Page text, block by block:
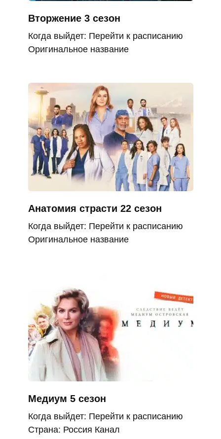
Вторжение 3 сезон
Когда выйдет: Перейти к расписанию
Оригинальное название
Анатомия страсти 22 сезон
Когда выйдет: Перейти к расписанию
Оригинальное название
Медиум 5 сезон
Когда выйдет: Перейти к расписанию
Страна: Россия Канал